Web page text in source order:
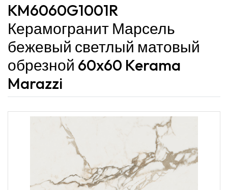
KM6060G1001R
Керамогранит Марсель
бежевый светлый матовый
обрезной 60x60 Kerama
Marazzi